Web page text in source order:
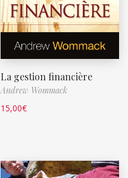
La gestion financière
Andrew Wommack
15,00€